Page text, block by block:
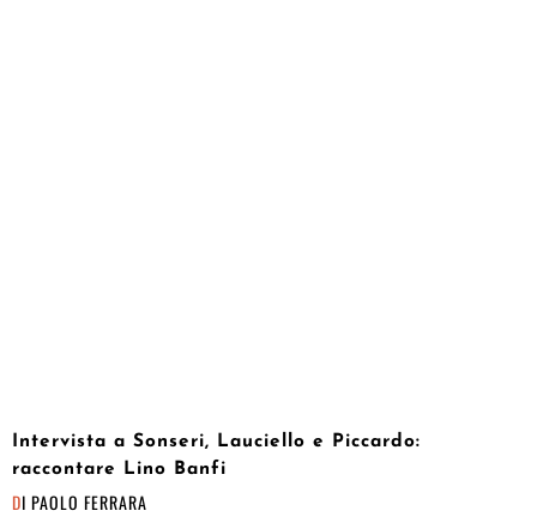
Intervista a Sonseri, Lauciello e Piccardo:
raccontare Lino Banfi
DI PAOLO FERRARA